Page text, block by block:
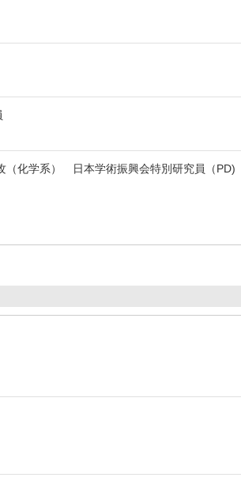
（化学系） 日本学術振興会特別研究員（PD)